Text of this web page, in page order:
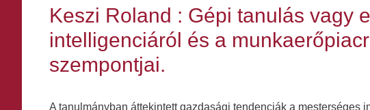
Keszi Roland : Gépi tanulás vagy
intelligenciáról és a
szempontjai.
A tanulmányban áttekintett gazdasági tendenciák a